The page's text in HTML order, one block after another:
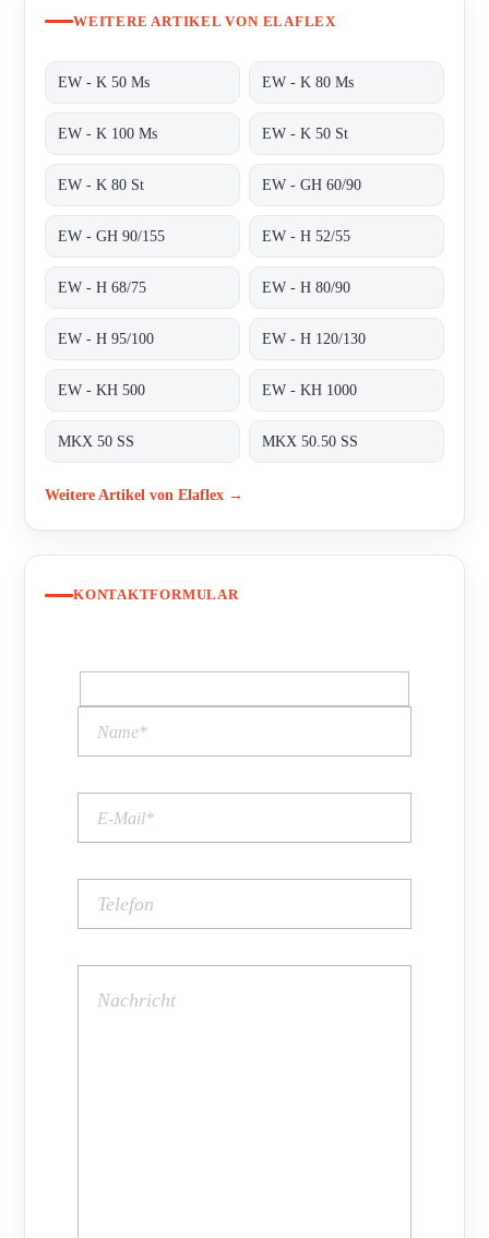
WEITERE ARTIKEL VON ELAFLEX
EW - K 50 Ms EW - K 80 Ms
EW - K 100 Ms EW - K 50 St
EW - K 80 St EW - GH 60/90
EW - GH 90/155 EW - H 52/55
EW - H 68/75 EW - H 80/90
EW - H 95/100 EW - H 120/130
EW - KH 500 EW - KH 1000
MKX 50 SS MKX 50.50 SS
Weitere Artikel von Elaflex →
KONTAKTFORMULAR